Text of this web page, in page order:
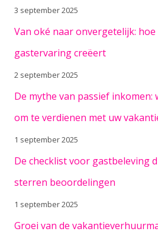
3 september 2025
Van oké naar onvergetelijk: hoe
gastervaring creëert
2 september 2025
De mythe van passief inkomen:
om te verdienen met uw
1 september 2025
De checklist voor gastbeleving
sterren beoordelingen
1 september 2025
Groei van de